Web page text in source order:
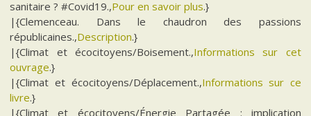
sanitaire ? #Covid19.,Pour en savoir plus.}
|{Clemenceau. Dans le chaudron des passions
républicaines.,Description.}
|{Climat et écocitoyens/Boisement.,Informations sur cet
ouvrage.}
|{Climat et écocitoyens/Déplacement.,Informations sur ce
livre.}
|{Climat et écocitoyens/Énergie Partagée : implication